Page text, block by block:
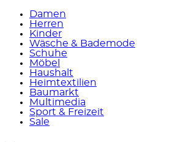
Damen
Herren
Kinder
Wäsche & Bademode
Schuhe
Möbel
Haushalt
Heimtextilien
Baumarkt
Multimedia
Sport & Freizeit
Sale